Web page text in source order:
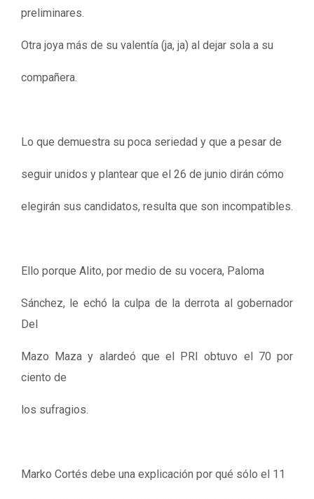
preliminares.
Otra joya más de su valentía (ja, ja) al dejar sola a su
compañera.
Lo que demuestra su poca seriedad y que a pesar de
seguir unidos y plantear que el 26 de junio dirán cómo
elegirán sus candidatos, resulta que son incompatibles.
Ello porque Alito, por medio de su vocera, Paloma
Sánchez, le echó la culpa de la derrota al gobernador
Del
Mazo Maza y alardeó que el PRI obtuvo el 70 por
ciento de
los sufragios.
Marko Cortés debe una explicación por qué sólo el 11